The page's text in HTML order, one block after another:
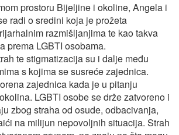
prostoru Bijeljine i okoline, Angela i
radi o sredini koja je prožeta
razmišljanjima te kao takva
prema LGBTI osobama.
te stigmatizacija su i dalje među
s kojima se susreće zajednica.
zajednica kada je u pitanju
LGBTI osobe se drže zatvoreno i
zbog straha od osude, odbacivanja,
na milijun nepovoljnih situacija. Strah